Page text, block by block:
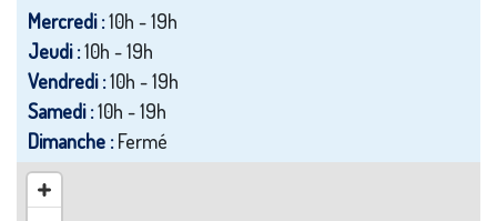
Mercredi :10h - 19h
Jeudi :10h - 19h
Vendredi :10h - 19h
Samedi :10h - 19h
Dimanche :Fermé